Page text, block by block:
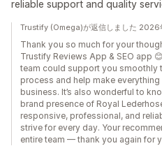
reliable support and quality
Trustify (Omega)が返信しました 2026
Thank you so much for your
Trustify Reviews App & SEO app
team could support you smoothly
process and help make
business. It’s also wonderful to
brand presence of Royal
responsive, professional, and
strive for every day. Your
entire team — thank you again for